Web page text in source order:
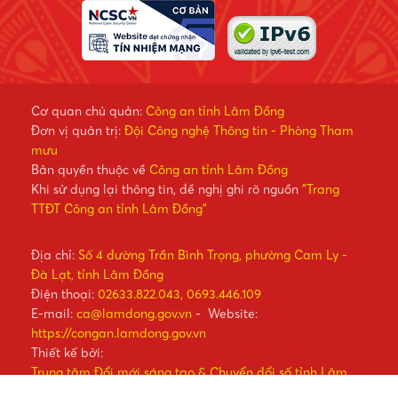
Cơ quan chủ quản: Công an tỉnh Lâm Đồng
Đơn vị quản trị: Đội Công nghệ Thông tin - Phòng Tham
mưu
Bản quyền thuộc về Công an tỉnh Lâm Đồng
Khi sử dụng lại thông tin, đề nghị ghi rõ nguồn "Trang
TTĐT Công an tỉnh Lâm Đồng"
Địa chỉ: Số 4 đường Trần Bình Trọng, phường Cam Ly -
Đà Lạt, tỉnh Lâm Đồng
Điện thoại: 02633.822.043, 0693.446.109
E-mail: ca@lamdong.gov.vn - Website:
https://congan.lamdong.gov.vn
Thiết kế bởi:
Trung tâm Đổi mới sáng tạo & Chuyển đổi số tỉnh Lâm